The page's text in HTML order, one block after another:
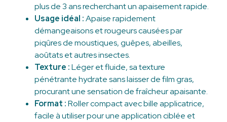
plus de 3 ans recherchant un apaisement rapide.
Usage idéal :Apaise rapidement
démangeaisons et rougeurs causées par
piqûres de moustiques, guêpes, abeilles,
aoûtats et autres insectes.
Texture :Léger et fluide, sa texture
pénétrante hydrate sans laisser de film gras,
procurant une sensation de fraîcheur apaisante.
Format :Roller compact avec bille applicatrice,
facile à utiliser pour une application ciblée et